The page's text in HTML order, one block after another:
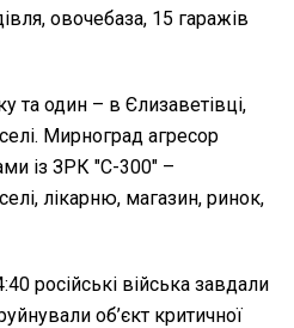
овочебаза, 15 гаражів
та один – в Єлизаветівці,
Мирноград агресор
із ЗРК "С-300" –
лікарню, магазин, ринок,
російські війська завдали
об’єкт критичної